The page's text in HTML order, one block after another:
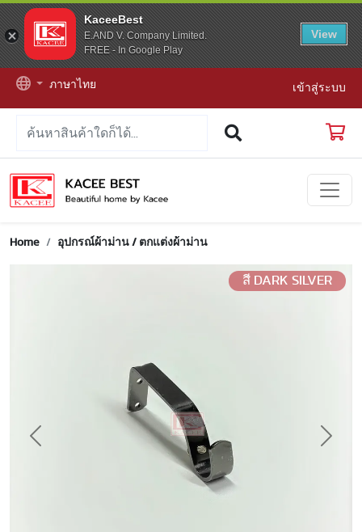
KaceeBest
E.AND V. Company Limited.
FREE - In Google Play
View
ภาษาไทย เข้าสู่ระบบ
Home อุปกรณ์ผ้าม่าน / ตกแต่งผ้าม่าน
สี DARK SILVER
Previous Next